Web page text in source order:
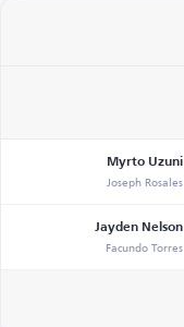
Myrto Uzuni
Joseph Rosales
Jayden Nelson
Facundo Torres